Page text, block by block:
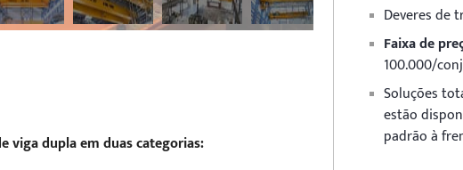
viga dupla em duas categorias:
Deveres de
Faixa de
100.000/
Soluções
estão
padrão à